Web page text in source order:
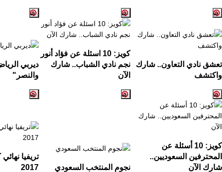
تعشق نادي التعاون.. شارك
واكتشف
كويز: 10 اسئلة عن فؤاد أنور
نجم نادي الشباب.. شارك
الآن
ديربي
والنصر "
كويز: 10 أسئلة عن
المحترفين السعوديين..
شارك الآن
نجوم المنتخب السعودي
تريفيا
2017